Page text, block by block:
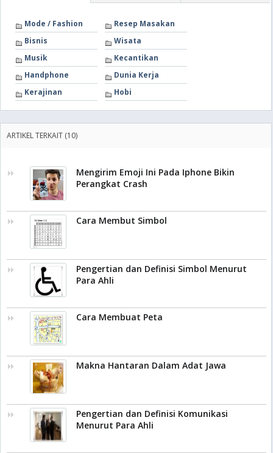
Mode / Fashion
Resep Masakan
Bisnis
Wisata
Musik
Kecantikan
Handphone
Dunia Kerja
Kerajinan
Hobi
ARTIKEL TERKAIT (10)
Mengirim Emoji Ini Pada Iphone Bikin
Perangkat Crash
Cara Membut Simbol
Pengertian dan Definisi Simbol Menurut
Para Ahli
Cara Membuat Peta
Makna Hantaran Dalam Adat Jawa
Pengertian dan Definisi Komunikasi
Menurut Para Ahli